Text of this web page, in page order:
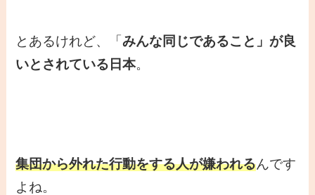
とあるけれど、「みんな同じであること」が良
いとされている日本。
集団から外れた行動をする人が嫌われるんです
よね。